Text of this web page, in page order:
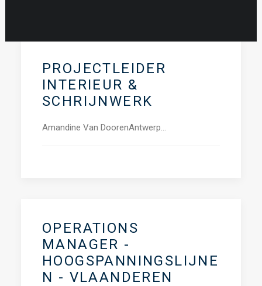
PROJECTLEIDER
INTERIEUR &
SCHRIJNWERK
Amandine Van DoorenAntwerp…
OPERATIONS
MANAGER -
HOOGSPANNINGSLIJNE
N - VLAANDEREN